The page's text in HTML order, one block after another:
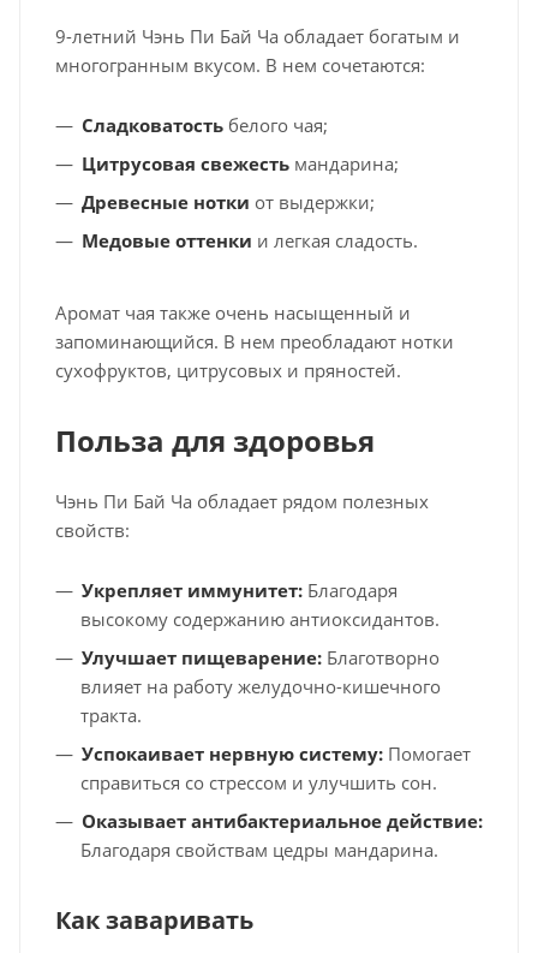
9-летний Чэнь Пи Бай Ча обладает богатым и
многогранным вкусом. В нем сочетаются:
Сладковатость белого чая;
Цитрусовая свежесть мандарина;
Древесные нотки от выдержки;
Медовые оттенки и легкая сладость.
Аромат чая также очень насыщенный и
запоминающийся. В нем преобладают нотки
сухофруктов, цитрусовых и пряностей.
Польза для здоровья
Чэнь Пи Бай Ча обладает рядом полезных
свойств:
Укрепляет иммунитет: Благодаря
высокому содержанию антиоксидантов.
Улучшает пищеварение: Благотворно
влияет на работу желудочно-кишечного
тракта.
Успокаивает нервную систему: Помогает
справиться со стрессом и улучшить сон.
Оказывает антибактериальное действие:
Благодаря свойствам цедры мандарина.
Как заваривать